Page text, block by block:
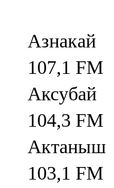
Азнакай
107,1 FM
Аксубай
104,3 FM
Актаныш
103,1 FM